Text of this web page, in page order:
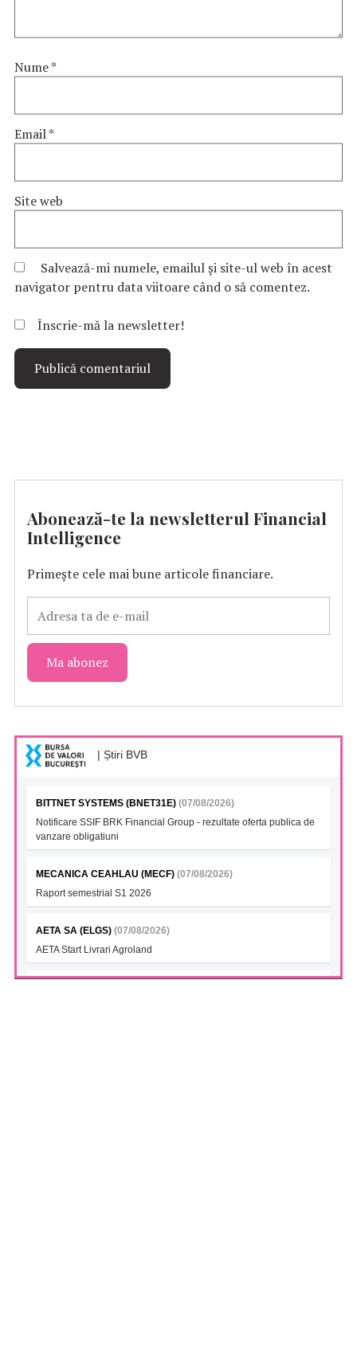
Nume*
Email*
Site web
Salvează-mi numele, emailul și site-ul web în acest
navigator pentru data viitoare când o să comentez.
Înscrie-mă la newsletter!
Abonează-te la newsletterul Financial
Intelligence
Primește cele mai bune articole financiare.
| Știri BVB
BITTNET SYSTEMS (BNET31E) (07/08/2026)
Notificare SSIF BRK Financial Group - rezultate oferta publica de
vanzare obligatiuni
MECANICA CEAHLAU (MECF) (07/08/2026)
Raport semestrial S1 2026
AETA SA (ELGS) (07/08/2026)
AETA Start Livrari Agroland